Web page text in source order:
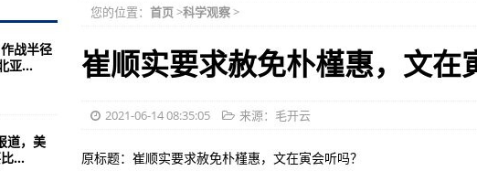
象群
在进行 所在区域遭遇强降雨
象研究中心背后机构的“转身”史
资加速流入我国的原因是......
您的位置： 首页>科学观察>
崔顺实要求赦免朴槿惠，文在
2021-06-14 08:35:05 来源：毛开云
原标题：崔顺实要求赦免朴槿惠，文在寅会听吗？
战半径
亚...
道，美
...